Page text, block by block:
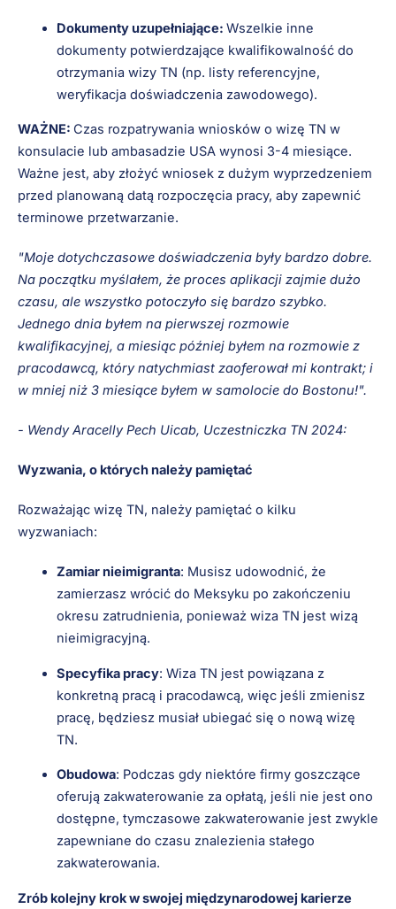
Dokumenty uzupełniające: Wszelkie inne
dokumenty potwierdzające kwalifikowalność do
otrzymania wizy TN (np. listy referencyjne,
weryfikacja doświadczenia zawodowego).
WAŻNE: Czas rozpatrywania wniosków o wizę TN w
konsulacie lub ambasadzie USA wynosi 3-4 miesiące.
Ważne jest, aby złożyć wniosek z dużym wyprzedzeniem
przed planowaną datą rozpoczęcia pracy, aby zapewnić
terminowe przetwarzanie.
"Moje dotychczasowe doświadczenia były bardzo dobre.
Na początku myślałem, że proces aplikacji zajmie dużo
czasu, ale wszystko potoczyło się bardzo szybko.
Jednego dnia byłem na pierwszej rozmowie
kwalifikacyjnej, a miesiąc później byłem na rozmowie z
pracodawcą, który natychmiast zaoferował mi kontrakt; i
w mniej niż 3 miesiące byłem w samolocie do Bostonu!".
- Wendy Aracelly Pech Uicab, Uczestniczka TN 2024:
Wyzwania, o których należy pamiętać
Rozważając wizę TN, należy pamiętać o kilku
wyzwaniach:
Zamiar nieimigranta: Musisz udowodnić, że
zamierzasz wrócić do Meksyku po zakończeniu
okresu zatrudnienia, ponieważ wiza TN jest wizą
nieimigracyjną.
Specyfika pracy: Wiza TN jest powiązana z
konkretną pracą i pracodawcą, więc jeśli zmienisz
pracę, będziesz musiał ubiegać się o nową wizę
TN.
Obudowa: Podczas gdy niektóre firmy goszczące
oferują zakwaterowanie za opłatą, jeśli nie jest ono
dostępne, tymczasowe zakwaterowanie jest zwykle
zapewniane do czasu znalezienia stałego
zakwaterowania.
Zrób kolejny krok w swojej międzynarodowej karierze